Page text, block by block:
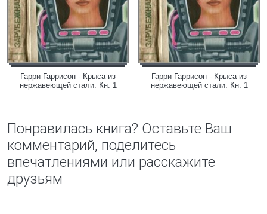
Гарри Гаррисон - Крыса из
нержавеющей стали. Кн. 1
Гарри Гаррисон - Крыса из
нержавеющей стали. Кн. 1
Понравилась книга? Оставьте Ваш
комментарий, поделитесь
впечатлениями или расскажите
друзьям